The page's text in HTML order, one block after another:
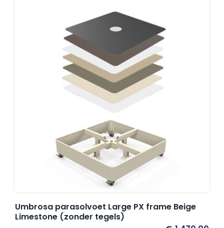
Umbrosa parasolvoet Large PX frame Beige
Limestone (zonder tegels)